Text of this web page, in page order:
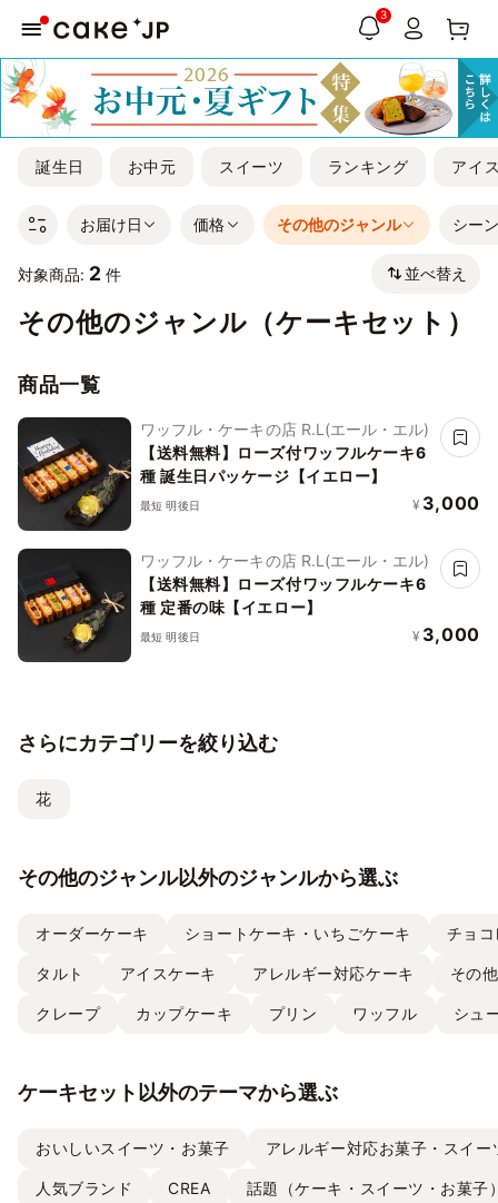
3
誕生日 お中元 スイーツ ランキング アイ
お届け日 価格 その他のジャンル シー
対象商品: 2 件 並べ替え
その他のジャンル（ケーキセット）
商品一覧
ワッフル・ケーキの店 R.L(エール・エル)
【送料無料】ローズ付ワッフルケーキ6
種 誕生日パッケージ【イエロー】
最短 明後日 ¥ 3,000
ワッフル・ケーキの店 R.L(エール・エル)
【送料無料】ローズ付ワッフルケーキ6
種 定番の味【イエロー】
最短 明後日 ¥ 3,000
さらにカテゴリーを絞り込む
花
その他のジャンル以外のジャンルから選ぶ
オーダーケーキ ショートケーキ・いちごケーキ チョ
タルト アイスケーキ アレルギー対応ケーキ その
クレープ カップケーキ プリン ワッフル シュ
ケーキセット以外のテーマから選ぶ
おいしいスイーツ・お菓子 アレルギー対応お菓子・スイー
人気ブランド CREA 話題（ケーキ・スイーツ・お菓子